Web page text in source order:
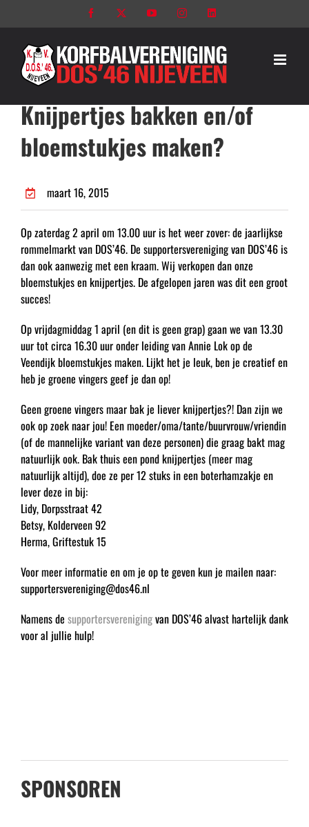
naar
Facebook YouTubeInstagram
Knijpertjes bakken en/of
bloemstukjes maken?
maart 16, 2015
Op zaterdag 2 april om 13.00 uur is het weer zover: de jaarlijkse
rommelmarkt van DOS’46. De supportersvereniging van DOS’46 is
dan ook aanwezig met een kraam. Wij verkopen dan onze
bloemstukjes en knijpertjes. De afgelopen jaren was dit een groot
succes!
Op vrijdagmiddag 1 april (en dit is geen grap) gaan we van 13.30
uur tot circa 16.30 uur onder leiding van Annie Lok op de
Veendijk bloemstukjes maken. Lijkt het je leuk, ben je creatief en
heb je groene vingers geef je dan op!
Geen groene vingers maar bak je liever knijpertjes?! Dan zijn we
ook op zoek naar jou! Een moeder/oma/tante/buurvrouw/vriendin
(of de mannelijke variant van deze personen) die graag bakt mag
natuurlijk ook. Bak thuis een pond knijpertjes (meer mag
natuurlijk altijd), doe ze per 12 stuks in een boterhamzakje en
lever deze in bij:
Lidy, Dorpsstraat 42
Betsy, Kolderveen 92
Herma, Griftestuk 15
Voor meer informatie en om je op te geven kun je mailen naar:
supportersvereniging@dos46.nl
Namens de supportersverenigingvan DOS’46 alvast hartelijk dank
voor al jullie hulp!
SPONSOREN